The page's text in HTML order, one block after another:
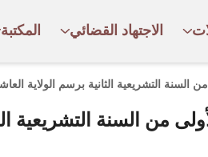
الاجتهاد القضائي المكتبة
السنة التشريعية الثانية برسم الولاية
من السنة التشريعية